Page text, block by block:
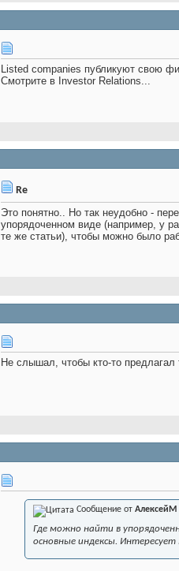
Listed companies публикуют свою
Смотрите в Investor Relations...
Re
Это понятно.. Но так неудобно -
упорядоченном виде (например, у
те же статьи), чтобы можно было
Не слышал, чтобы кто-то предлагал
Сообщение от АлексейМ
Где можно найти в
основные индексы. Интересует